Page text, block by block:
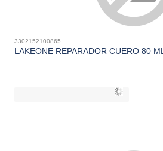
3302152100865
LAKEONE REPARADOR CUERO 80 ML